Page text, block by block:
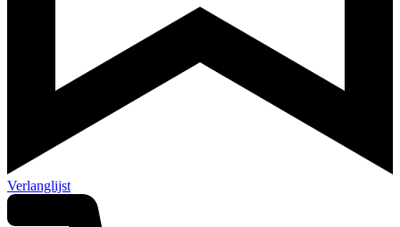
Verlanglijst